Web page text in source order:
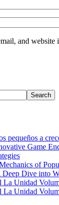
and
Search
pequeños a
Game
of
Deep Dive into
La Unidad
La Unidad